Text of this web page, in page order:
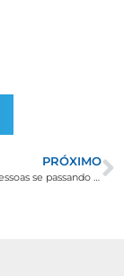
PRÓXIMO
Cuidado com pessoas se passando por funcionários públicos para aplicar golpes!